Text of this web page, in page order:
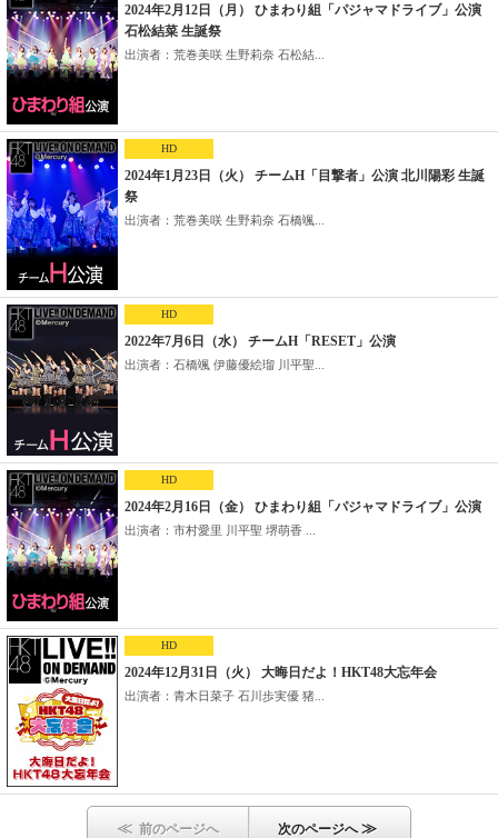
2024年2月12日（月） ひまわり組「パジャマドライブ」公演
石松結菜 生誕祭
出演者：荒巻美咲 生野莉奈 石松結...
HD
2024年1月23日（火） チームH「目撃者」公演 北川陽彩 生誕
祭
出演者：荒巻美咲 生野莉奈 石橋颯...
HD
2022年7月6日（水） チームH「RESET」公演
出演者：石橋颯 伊藤優絵瑠 川平聖...
HD
2024年2月16日（金） ひまわり組「パジャマドライブ」公演
出演者：市村愛里 川平聖 堺萌香 ...
HD
2024年12月31日（火） 大晦日だよ！HKT48大忘年会
出演者：青木日菜子 石川歩実優 猪...
≪ 前のページへ 次のページへ≫